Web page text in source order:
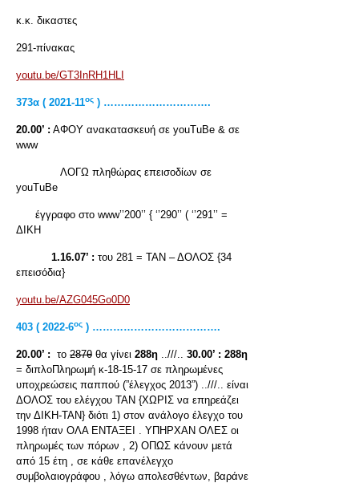
κ.κ. δικαστες
291-πίνακας
youtu.be/GT3InRH1HLI
373α ( 2021-11ος ) ………………………….
20.00’ : ΑΦΟΥ ανακατασκευή σε youTuBe & σε
www
ΛΟΓΩ πληθώρας επεισοδίων σε
youTuBe
έγγραφο στο www’’200’’ { ‘’290’’ ( ‘’291’’ =
ΔΙΚΗ
1.16.07’ : του 281 = ΤΑΝ – ΔΟΛΟΣ {34
επεισόδια}
youtu.be/AZG045Go0D0
403 ( 2022-6ος ) ……………………………….
20.00’ : το 287θ θα γίνει 288η ..///.. 30.00’ : 288η
= διπλοΠληρωμή κ-18-15-17 σε πληρωμένες
υποχρεώσεις παππού (”έλεγχος 2013”) ..///.. είναι
ΔΟΛΟΣ του ελέγχου ΤΑΝ {ΧΩΡΙΣ να επηρεάζει
την ΔΙΚΗ-ΤΑΝ} διότι 1) στον ανάλογο έλεγχο του
1998 ήταν ΟΛΑ ΕΝΤΑΞΕΙ . ΥΠΗΡΧΑΝ ΟΛΕΣ οι
πληρωμές των πόρων , 2) ΟΠΩΣ κάνουν μετά
από 15 έτη , σε κάθε επανέλεγχο
συμβολαιογράφου , λόγω απολεσθέντων, βαράνε